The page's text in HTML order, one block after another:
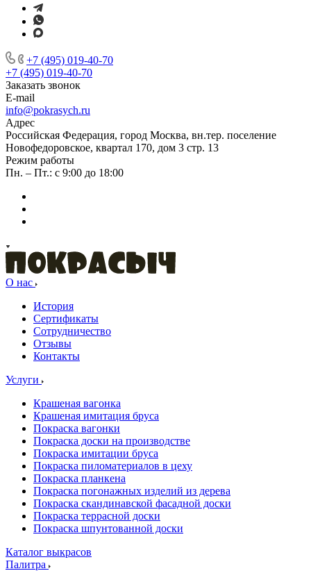
+7 (495) 019-40-70
+7 (495) 019-40-70
Заказать звонок
E-mail
info@pokrasych.ru
Адрес
Российская Федерация, город Москва, вн.тер. поселение
Новофедоровское, квартал 170, дом 3 стр. 13
Режим работы
Пн. – Пт.: с 9:00 до 18:00
О нас
История
Сертификаты
Сотрудничество
Отзывы
Контакты
Услуги
Крашеная вагонка
Крашеная имитация бруса
Покраска вагонки
Покраска доски на производстве
Покраска имитации бруса
Покраска пиломатериалов в цеху
Покраска планкена
Покраска погонажных изделий из дерева
Покраска скандинавской фасадной доски
Покраска террасной доски
Покраска шпунтованной доски
Каталог выкрасов
Палитра